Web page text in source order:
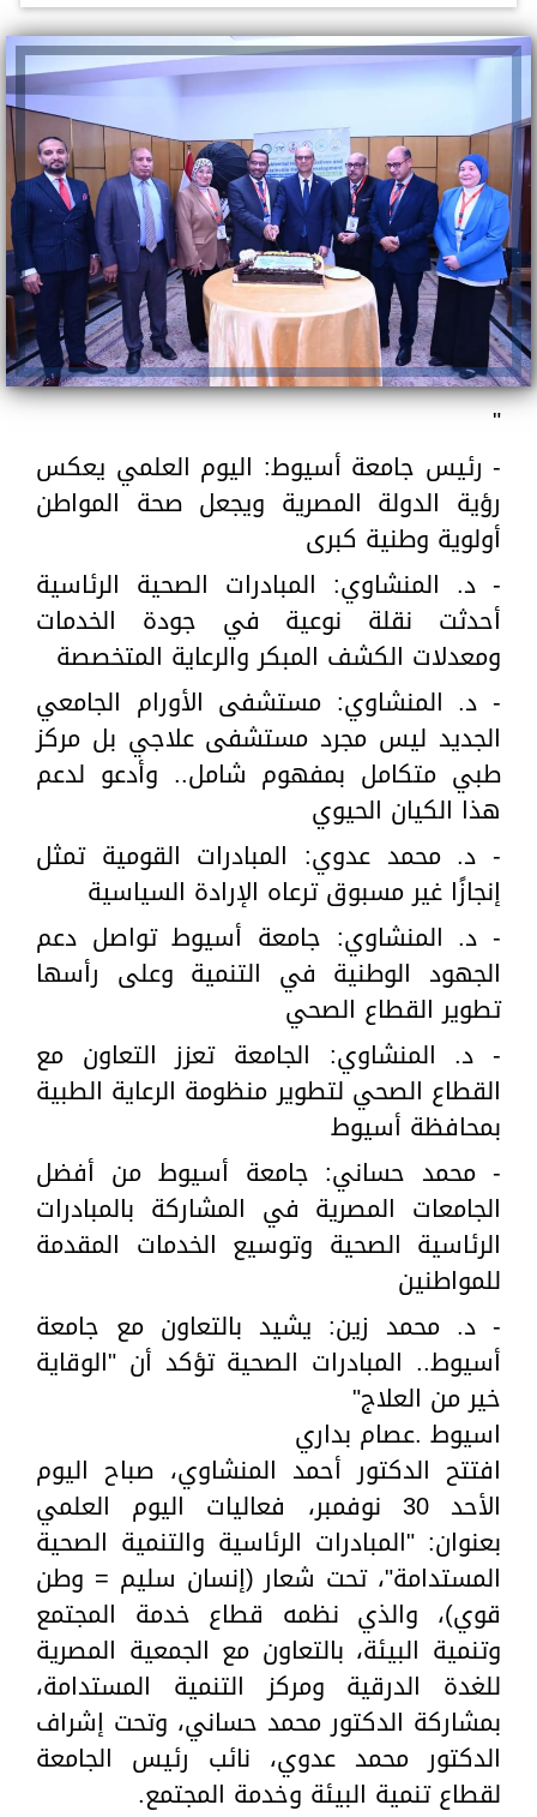
"
- رئيس جامعة أسيوط: اليوم العلمي يعكس
رؤية الدولة المصرية ويجعل صحة المواطن
أولوية وطنية كبرى
- د. المنشاوي: المبادرات الصحية الرئاسية
أحدثت نقلة نوعية في جودة الخدمات
ومعدلات الكشف المبكر والرعاية المتخصصة
- د. المنشاوي: مستشفى الأورام الجامعي
الجديد ليس مجرد مستشفى علاجي بل مركز
طبي متكامل بمفهوم شامل.. وأدعو لدعم
هذا الكيان الحيوي
- د. محمد عدوي: المبادرات القومية تمثل
إنجازًا غير مسبوق ترعاه الإرادة السياسية
- د. المنشاوي: جامعة أسيوط تواصل دعم
الجهود الوطنية في التنمية وعلى رأسها
تطوير القطاع الصحي
- د. المنشاوي: الجامعة تعزز التعاون مع
القطاع الصحي لتطوير منظومة الرعاية الطبية
بمحافظة أسيوط
- محمد حساني: جامعة أسيوط من أفضل
الجامعات المصرية في المشاركة بالمبادرات
الرئاسية الصحية وتوسيع الخدمات المقدمة
للمواطنين
- د. محمد زين: يشيد بالتعاون مع جامعة
أسيوط.. المبادرات الصحية تؤكد أن "الوقاية
خير من العلاج"
اسيوط .عصام بداري
افتتح الدكتور أحمد المنشاوي، صباح اليوم
الأحد 30 نوفمبر، فعاليات اليوم العلمي
بعنوان: "المبادرات الرئاسية والتنمية الصحية
المستدامة"، تحت شعار (إنسان سليم = وطن
قوي)، والذي نظمه قطاع خدمة المجتمع
وتنمية البيئة، بالتعاون مع الجمعية المصرية
للغدة الدرقية ومركز التنمية المستدامة،
بمشاركة الدكتور محمد حساني، وتحت إشراف
الدكتور محمد عدوي، نائب رئيس الجامعة
لقطاع تنمية البيئة وخدمة المجتمع.